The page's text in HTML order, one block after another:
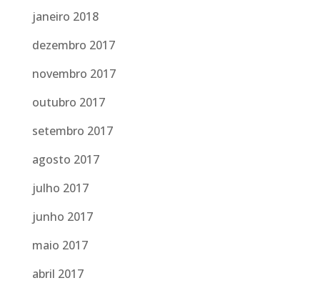
janeiro 2018
dezembro 2017
novembro 2017
outubro 2017
setembro 2017
agosto 2017
julho 2017
junho 2017
maio 2017
abril 2017